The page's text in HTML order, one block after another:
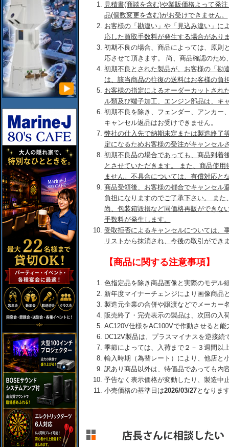
見積書(商談を含む)や業販価格よって発
品(個数変更を含む)がお受けできません。
お客様の「勘違い」や「見込み違い」に
応した買取手数料が発生する場合があり
初期不良の場合、商品によっては、原則
応させて頂きます。 尚、商品確認のた
初期不良とされた製品が、お客様の「勘
は、該当商品の往復の送料はお客様の負
お客様の指定によるオーダーカットされ
ル類及び端子加工、エンジン部品は、キ
初期不良を除き、フェンダー、アンカー
キャンセル返品はお受けできません。
弊社の仕入先で納期未定または製造終了
定になるためお客様の受注がキャンセル
初期不良品の場合であっても、商品到着
とさせていただきます。 また、商品使
ません。不具合については、有償対応と
商品受領後、お客様の都合でキャンセル
負担になりますのでご了承下さい。 ま
尚、包装箱毀損など同価格再販ができな
手数料が発生します。
受取拒否によるキャンセルについては、
リストから抹消され、今後の取引ができ
【商品に関する注意事項】
色指定品を除き商品画像と実際のモデル
新年度マイナーチェンジにより画像商品
製造元企業の合併や譲渡などでメーカー
販売終了・完売表示の製品は、次回の入
AC120V仕様をAC100Vで作動させると
DC12V製品は、プラスマイナスを逆接
季節によっては、入荷まで２－３週間以
輸入時期（為替レート）により、他店と
訳あり商品以外は、特価品であっても内
予告なく表示価格が変動したり、製造中
小売価格の基準日は2026/03/27となりま